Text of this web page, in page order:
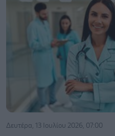
Δευτέρα, 13 Ιουλίου 2026, 07:00